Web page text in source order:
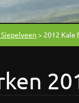
> 2012 Kale